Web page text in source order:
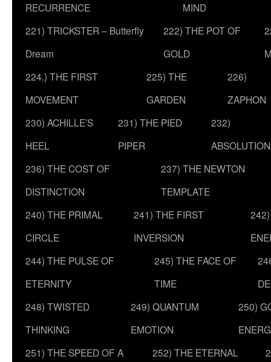
RECURRENCE
MIND
221) TRICKSTER – Butterfly
Dream
222) THE POT OF
GOLD
224.) THE FIRST
MOVEMENT
225) THE
GARDEN
226)
ZAPHON
230) ACHILLE’S
HEEL
231) THE PIED
PIPER
232)
ABSOLUTION
236) THE COST OF
DISTINCTION
237) THE NEWTON
TEMPLATE
240) THE PRIMAL
CIRCLE
241) THE FIRST
INVERSION
244) THE PULSE OF
ETERNITY
245) THE FACE OF
TIME
248) TWISTED
THINKING
249) QUANTUM
EMOTION
250)
251) THE SPEED OF A
252) THE ETERNAL